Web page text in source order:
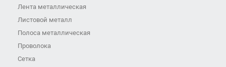
Лента металлическая
Листовой металл
Полоса металлическая
Проволока
Сетка